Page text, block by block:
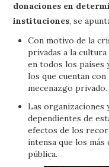
donaciones en
instituciones, se
Con motivo de la
privadas a la
en todos los países
los que cuentan
mecenazgo privado.
Las organizaciones
dependientes de
efectos de los
intensa que los más
pública.